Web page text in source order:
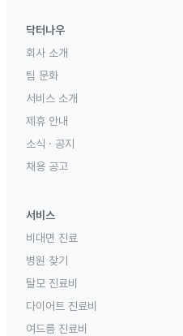
닥터나우
회사 소개
팀 문화
서비스 소개
제휴 안내
소식 · 공지
채용 공고
서비스
비대면 진료
병원 찾기
탈모 진료비
다이어트 진료비
여드름 진료비